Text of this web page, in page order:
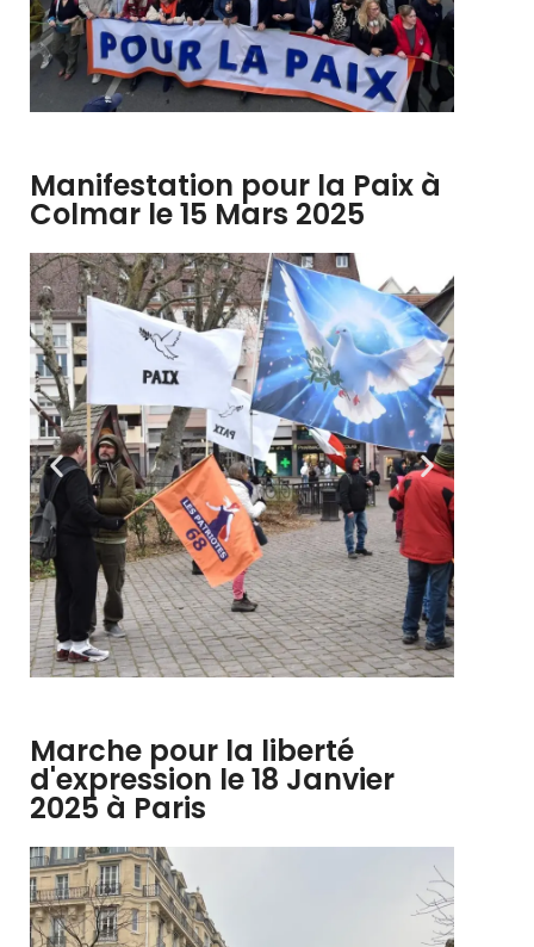
Manifestation pour la Paix à
Colmar le 15 Mars 2025
Marche pour la liberté
d'expression le 18 Janvier
2025 à Paris